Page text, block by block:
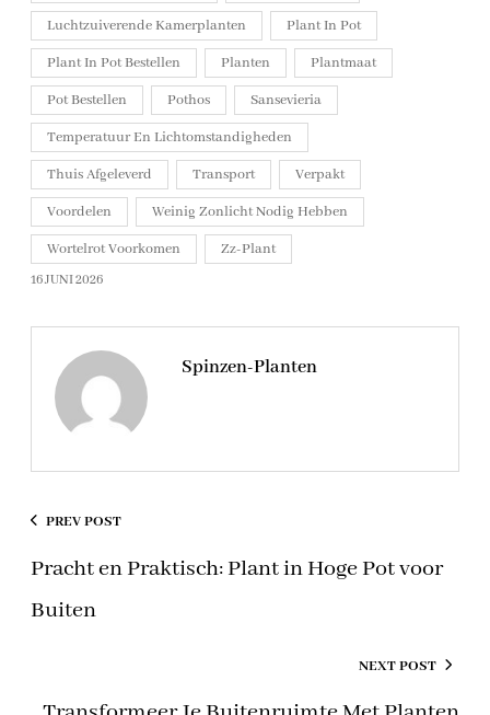
Luchtzuiverende Kamerplanten
Plant In Pot
Plant In Pot Bestellen
Planten
Plantmaat
Pot Bestellen
Pothos
Sansevieria
Temperatuur En Lichtomstandigheden
Thuis Afgeleverd
Transport
Verpakt
Voordelen
Weinig Zonlicht Nodig Hebben
Wortelrot Voorkomen
Zz-Plant
16 JUNI 2026
Spinzen-Planten
PREV POST
Pracht en Praktisch: Plant in Hoge Pot voor
Buiten
NEXT POST